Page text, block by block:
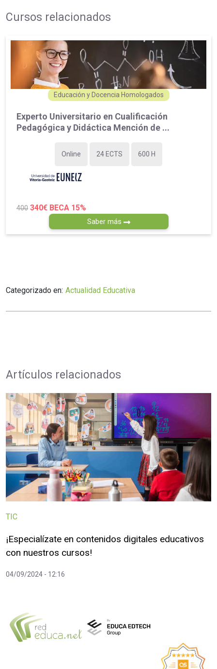
Cursos relacionados
Educación y Docencia Homologados
Experto Universitario en Cualificación
Pedagógica y Didáctica Mención de ...
Online 24 ECTS 600 H
400 340€ BECA 15%
Saber más
Categorizado en: Actualidad Educativa
Artículos relacionados
TIC
¡Especialízate en contenidos digitales educativos
con nuestros cursos!
04/09/2024 - 12:16